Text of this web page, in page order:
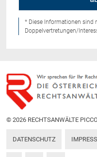
* Diese Informationen sind
Doppelvertretungen/
© 2026 RECHTSANWÄLTE
DATENSCHUTZ